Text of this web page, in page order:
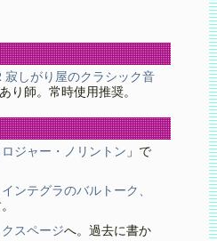
寂しがり屋のクラシック音
り師。常時使用推奨。
ジャー・ノリントン 」で
ンテグラのバルトーク、
スページへ。過去に書か